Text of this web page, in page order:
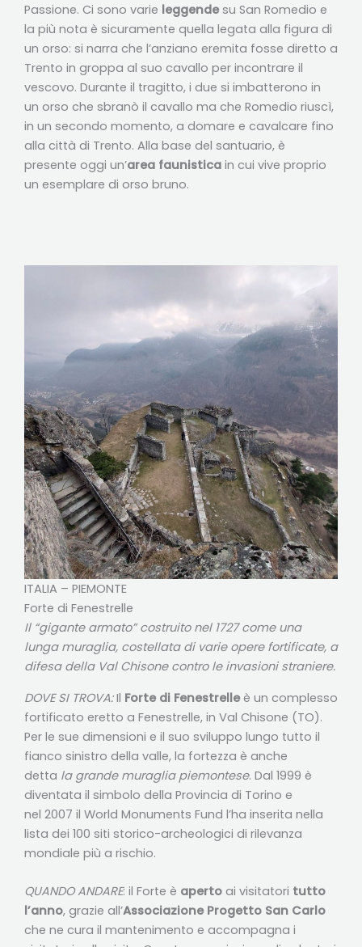
Passione. Ci sono varie leggendesu San Romedio e
la più nota è sicuramente quella legata alla figura di
un orso: si narra che l’anziano eremita fosse diretto a
Trento in groppa al suo cavallo per incontrare il
vescovo. Durante il tragitto, i due si imbatterono in
un orso che sbranò il cavallo ma che Romedio riuscì,
in un secondo momento, a domare e cavalcare fino
alla città di Trento. Alla base del santuario, è
presente oggi un’area faunistica in cui vive proprio
un esemplare di orso bruno.
ITALIA – PIEMONTE
Forte di Fenestrelle
Il “gigante armato” costruito nel 1727 come una
lunga muraglia, costellata di varie opere fortificate, a
difesa della Val Chisone contro le invasioni straniere.
DOVE SI TROVA:Il Forte di Fenestrelleè un complesso
fortificato eretto a Fenestrelle, in Val Chisone (TO).
Per le sue dimensioni e il suo sviluppo lungo tutto il
fianco sinistro della valle, la fortezza è anche
detta la grande muraglia piemontese. Dal 1999 è
diventata il simbolo della Provincia di Torino e
nel 2007 il World Monuments Fund l’ha inserita nella
lista dei 100 siti storico-archeologici di rilevanza
mondiale più a rischio.
QUANDO ANDARE: il Forte è aperto ai visitatori tutto
l’anno, grazie all’Associazione Progetto San Carlo
che ne cura il mantenimento e accompagna i